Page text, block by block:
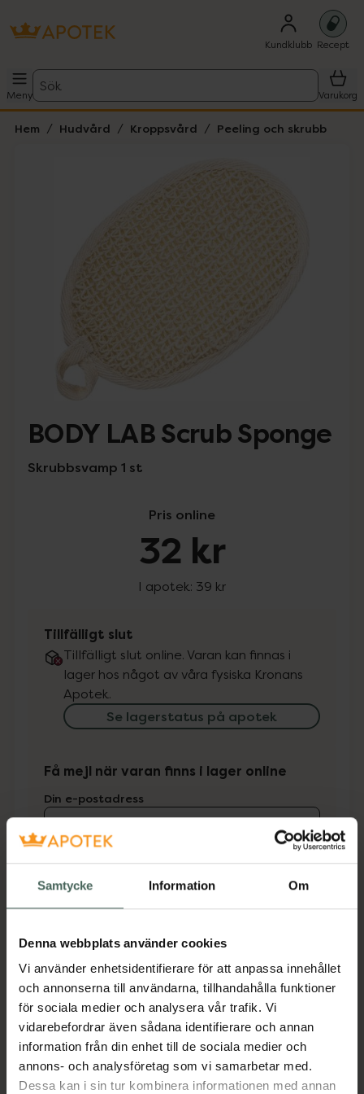
Samtycke Information Om
Denna webbplats använder cookies
Vi använder enhetsidentifierare för att anpassa innehållet
och annonserna till användarna, tillhandahålla funktioner
för sociala medier och analysera vår trafik. Vi
vidarebefordrar även sådana identifierare och annan
information från din enhet till de sociala medier och
annons- och analysföretag som vi samarbetar med.
Dessa kan i sin tur kombinera informationen med annan
Kundklubb Recept
Meny
Sök
Varukorg
Hem Hudvård Kroppsvård Peeling och skrubb
Lista: . Innehåller 2 objekt.
BODY LAB Scrub Sponge
Skrubbsvamp 1 st
Pris online
32 kr
I apotek: 39 kr
Tillfälligt slut
Tillfälligt slut online. Varan kan finnas i
lager hos något av våra fysiska Kronans
Apotek.
Se lagerstatus på apotek
Få mejl när varan finns i lager online
Din e-postadress
Spara
Fler produkter från BODY LAB
Beskrivning
En exfloierande skrubbsvamp som effektivt
tar bort döda hudceller och ger din hy ny
energi.